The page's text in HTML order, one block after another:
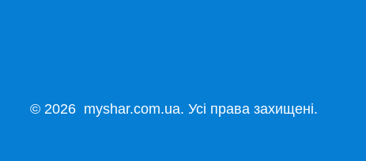
© 2026 myshar.com.ua. Усі права захищені.